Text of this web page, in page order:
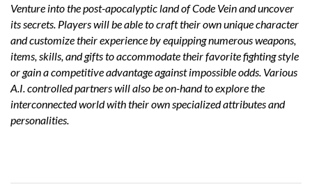
Venture into the post-apocalyptic land of Code Vein and uncover
its secrets. Players will be able to craft their own unique character
and customize their experience by equipping numerous weapons,
items, skills, and gifts to accommodate their favorite fighting style
or gain a competitive advantage against impossible odds. Various
A.I. controlled partners will also be on-hand to explore the
interconnected world with their own specialized attributes and
personalities.